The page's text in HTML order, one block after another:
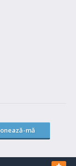
mă